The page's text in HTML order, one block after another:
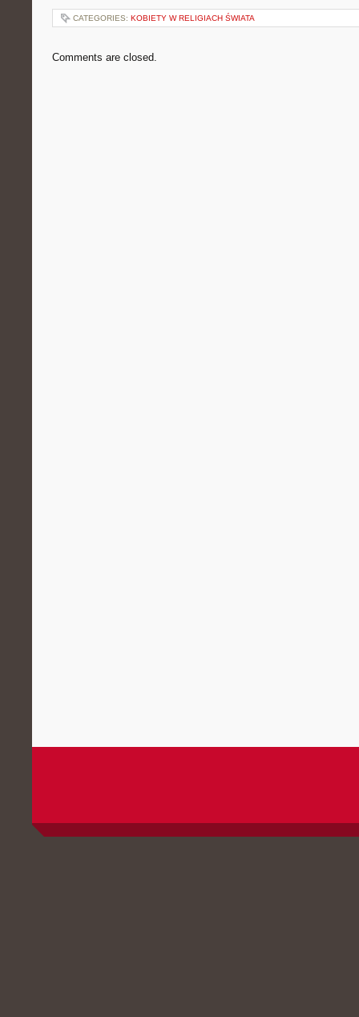
CATEGORIES: KOBIETY W RELIGIACH ŚWIATA
Comments are closed.